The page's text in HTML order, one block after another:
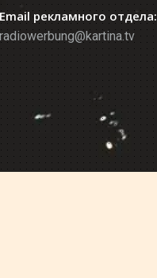
Email рекламного отдела:
radiowerbung@kartina.tv